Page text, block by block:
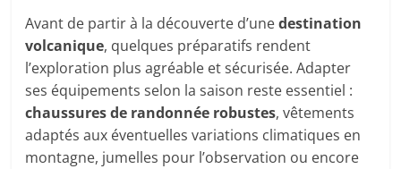
Avant de partir à la découverte d’unedestination
volcanique, quelques préparatifs rendent
l’exploration plus agréable et sécurisée. Adapter
ses équipements selon la saison reste essentiel :
chaussures de randonnée robustes, vêtements
adaptés aux éventuelles variations climatiques en
montagne, jumelles pour l’observation ou encore